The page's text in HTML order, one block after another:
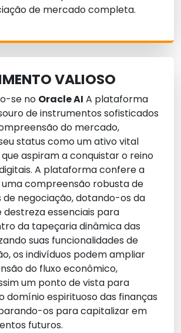
de mercado completa.
VALIOSO
se no Oracle AI A plataforma
de instrumentos sofisticados
do mercado,
status como um ativo vital
aspiram a conquistar o reino
A plataforma confere a
uma compreensão robusta de
negociação, dotando-os da
destreza essenciais para
da tapeçaria dinâmica das
suas funcionalidades de
os indivíduos podem ampliar
do fluxo econômico,
um ponto de vista para
domínio espirituoso das finanças
os para capitalizar em
futuros.